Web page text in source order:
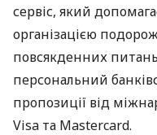
сервіс, який
організацією
повсякденних
персональний
пропозиції від
Visa та Mastercard.